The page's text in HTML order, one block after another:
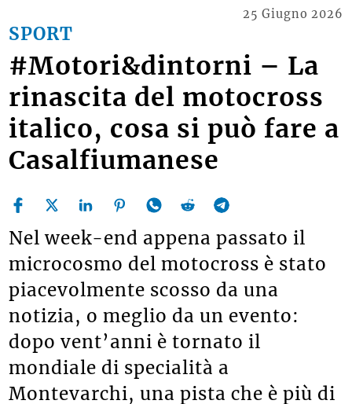
#Motori&dintorni – La
rinascita del motocross
italico, cosa si può fare a
Casalfiumanese
Nel week-end appena passato il
microcosmo del motocross è stato
piacevolmente scosso da una
notizia, o meglio da un evento:
dopo vent’anni è tornato il
mondiale di specialità a